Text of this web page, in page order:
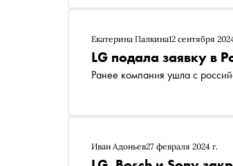
Екатерина Палкина12 сентября
LG подала заявку в
Ранее компания ушла с
Иван Адоньев27 февраля 2024 г.